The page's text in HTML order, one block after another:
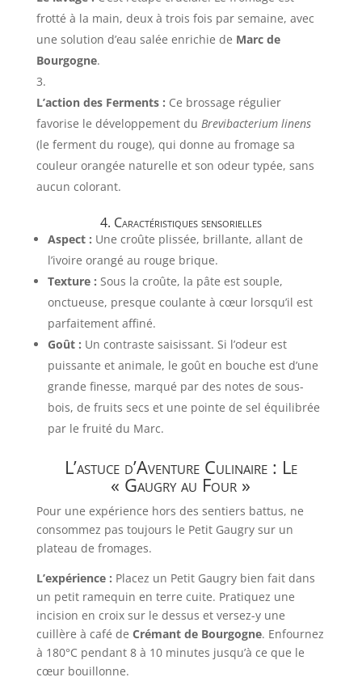
frotté à la main, deux à trois fois par semaine, avec
une solution d’eau salée enrichie de Marc de
Bourgogne.
L’action des Ferments : Ce brossage régulier
favorise le développement du Brevibacterium linens
(le ferment du rouge), qui donne au fromage sa
couleur orangée naturelle et son odeur typée, sans
aucun colorant.
4. Caractéristiques sensorielles
Aspect : Une croûte plissée, brillante, allant de
l’ivoire orangé au rouge brique.
Texture : Sous la croûte, la pâte est souple,
onctueuse, presque coulante à cœur lorsqu’il est
parfaitement affiné.
Goût : Un contraste saisissant. Si l’odeur est
puissante et animale, le goût en bouche est d’une
grande finesse, marqué par des notes de sous-
bois, de fruits secs et une pointe de sel équilibrée
par le fruité du Marc.
L’astuce d’Aventure Culinaire : Le
« Gaugry au Four »
Pour une expérience hors des sentiers battus, ne
consommez pas toujours le Petit Gaugry sur un
plateau de fromages.
L’expérience : Placez un Petit Gaugry bien fait dans
un petit ramequin en terre cuite. Pratiquez une
incision en croix sur le dessus et versez-y une
cuillère à café de Crémant de Bourgogne. Enfournez
à 180°C pendant 8 à 10 minutes jusqu’à ce que le
cœur bouillonne.